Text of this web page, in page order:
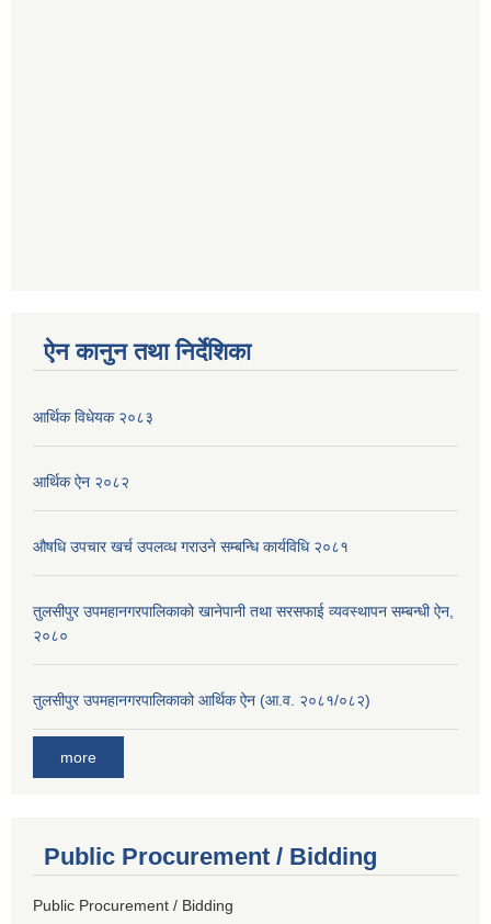
ऐन कानुन तथा निर्देशिका
आर्थिक विधेयक २०८३
आर्थिक ऐन २०८२
औषधि उपचार खर्च उपलव्ध गराउने सम्बन्धि कार्यविधि २०८१
तुलसीपुर उपमहानगरपालिकाको खानेपानी तथा सरसफाई व्यवस्थापन सम्बन्धी ऐन,
२०८०
तुलसीपुर उपमहानगरपालिकाको आर्थिक ऐन (आ.व. २०८१/०८२)
more
Public Procurement / Bidding
Public Procurement / Bidding